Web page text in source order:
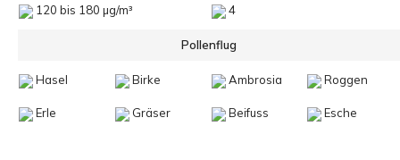
120 bis 180 µg/m³ 4
Pollenflug
Hasel Birke Ambrosia Roggen
Erle Gräser Beifuss Esche